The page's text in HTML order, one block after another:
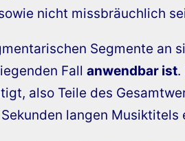
nicht missbräuchlich
Segmente an
Fall anwendbar ist.
also Teile des
langen Musiktitels